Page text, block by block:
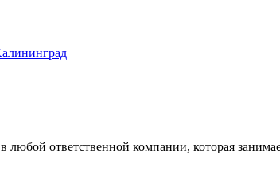
ответственной компании, которая